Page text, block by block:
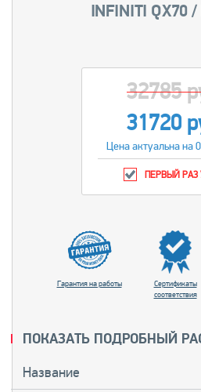
INFINITI QX70
32785
31720
Цена актуальна на
ПЕРВЫЙ РАЗ
Гарантия на работы
Сертификаты
соответствия
ПОКАЗАТЬ ПОДРОБНЫЙ
Название